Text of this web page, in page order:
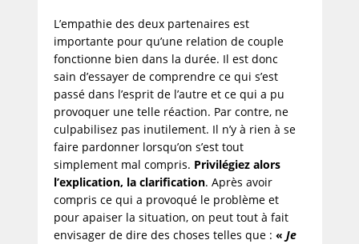
L’empathie des deux partenaires est
importante pour qu’une relation de couple
fonctionne bien dans la durée. Il est donc
sain d’essayer de comprendre ce qui s’est
passé dans l’esprit de l’autre et ce qui a pu
provoquer une telle réaction. Par contre, ne
culpabilisez pas inutilement. Il n’y à rien à se
faire pardonner lorsqu’on s’est tout
simplement mal compris. Privilégiez alors
l’explication, la clarification. Après avoir
compris ce qui a provoqué le problème et
pour apaiser la situation, on peut tout à fait
envisager de dire des choses telles que : « Je